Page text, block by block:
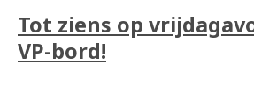
Tot ziens op
VP-bord!